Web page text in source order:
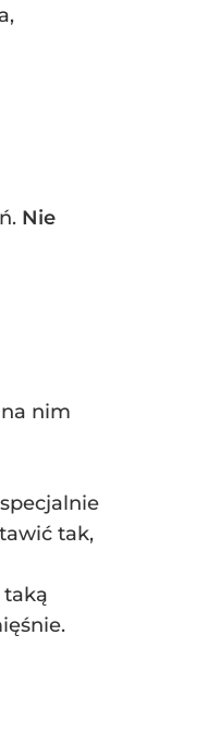
Nie
nim
tak,
taką